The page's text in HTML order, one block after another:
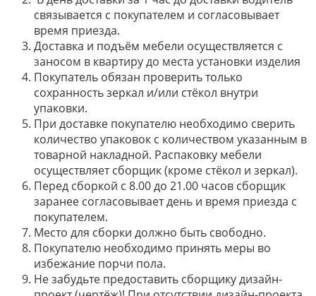
связывается с покупателем и согласовывает
время приезда.
Доставка и подъём мебели осуществляется с
заносом в квартиру до места установки изделия
Покупатель обязан проверить только
сохранность зеркал и/или стёкол внутри
упаковки.
При доставке покупателю необходимо сверить
количество упаковок с количеством указанным в
товарной накладной. Распаковку мебели
осуществляет сборщик (кроме стёкол и зеркал).
Перед сборкой с 8.00 до 21.00 часов сборщик
заранее согласовывает день и время приезда с
покупателем.
Место для сборки должно быть свободно.
Покупателю необходимо принять меры во
избежание порчи пола.
Не забудьте предоставить сборщику дизайн-